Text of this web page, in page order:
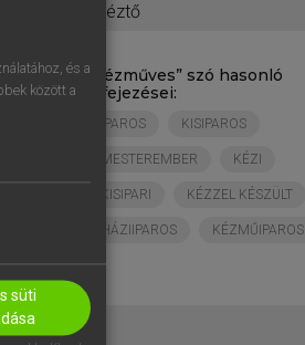
kéztő
„ kézműves” szó hasonló
kifejezései:
IPAROS KISIPAROS
MESTEREMBER KÉZI
KISIPARI KÉZZEL KÉSZÜLT
HÁZIIPAROS KÉZMŰIPAROS
és a
között a
süti